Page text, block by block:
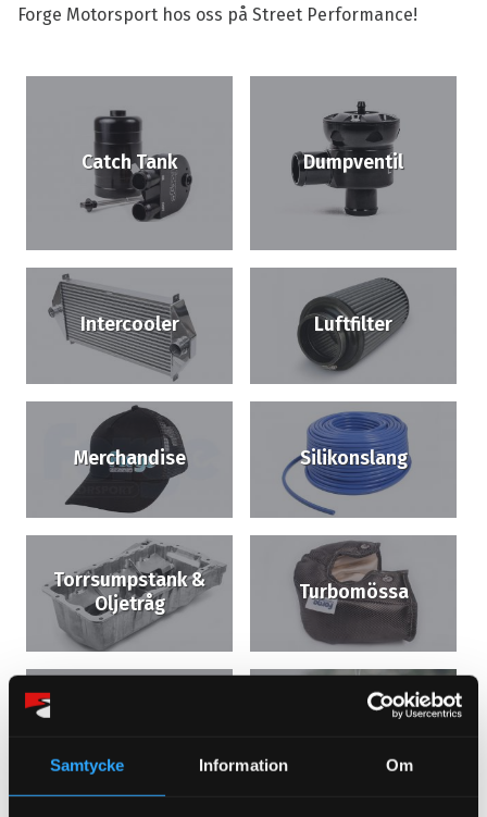
Samtycke Information Om
Forge Motorsport hos oss på Street Performance!
Catch Tank Dumpventil
Intercooler Luftfilter
Merchandise Silikonslang
Torrsumpstank &
Oljetråg
Turbomössa